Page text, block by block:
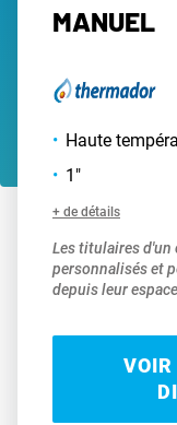
MANUEL
Haute
1"
+ de détails
Les titulaires d'un
personnalisés et
depuis leur